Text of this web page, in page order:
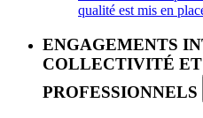
qualité est mis en
ENGAGEMENTS
COLLECTIVITÉ ET
PROFESSIONNELS